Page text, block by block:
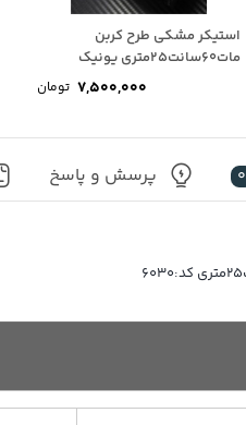
استیکر مشکی طرح کربن
مات60سانت25متری یونیک
7,500,000 تومان
0 پرسش و پاسخ